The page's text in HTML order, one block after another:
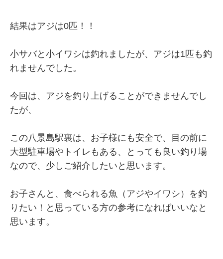
結果はアジは0匹！！
小サバと小イワシは釣れましたが、アジは1匹も釣
れませんでした。
今回は、アジを釣り上げることができませんでし
たが、
この八景島駅裏は、お子様にも安全で、目の前に
大型駐車場やトイレもある、とっても良い釣り場
なので、少しご紹介したいと思います。
お子さんと、食べられる魚（アジやイワシ）を釣
りたい！と思っている方の参考になればいいなと
思います。